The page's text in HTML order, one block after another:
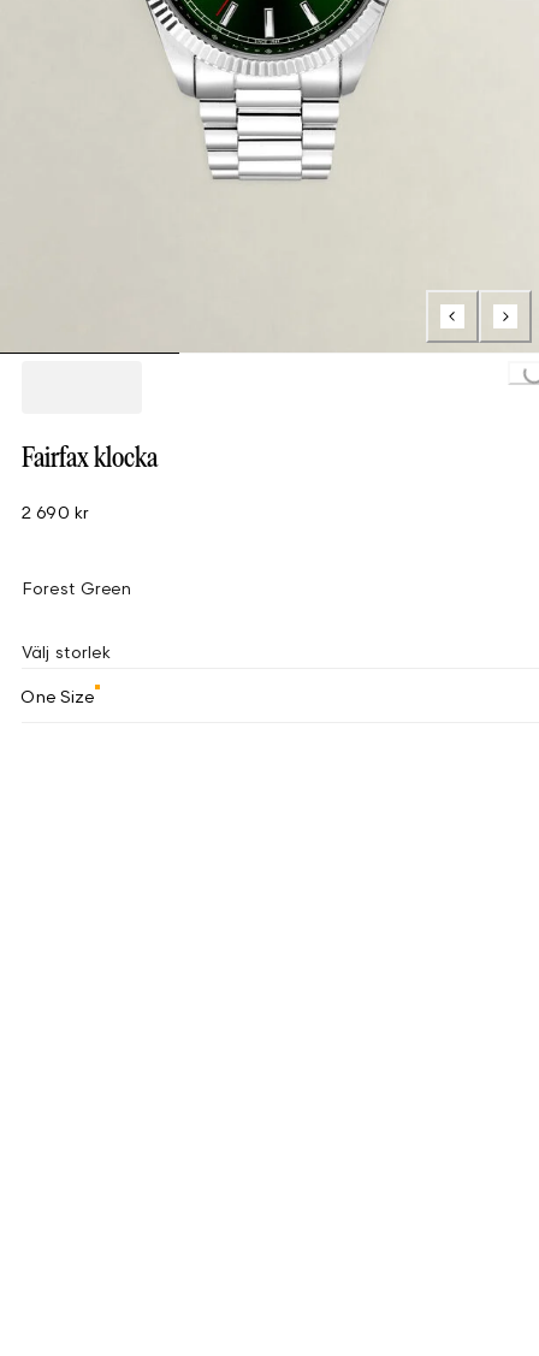
Loading...
Fairfax klocka
2 690 kr
Forest Green
Välj storlek
One Size